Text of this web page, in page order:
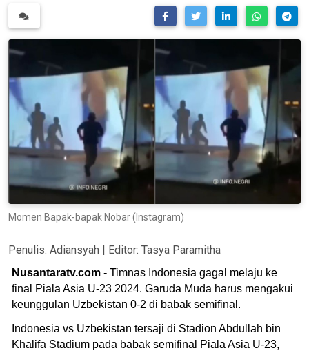
Momen Bapak-bapak Nobar (Instagram)
Penulis: Adiansyah | Editor: Tasya Paramitha
Nusantaratv.com - Timnas Indonesia gagal melaju ke
final Piala Asia U-23 2024. Garuda Muda harus mengakui
keunggulan Uzbekistan 0-2 di babak semifinal.
Indonesia vs Uzbekistan tersaji di Stadion Abdullah bin
Khalifa Stadium pada babak semifinal Piala Asia U-23,